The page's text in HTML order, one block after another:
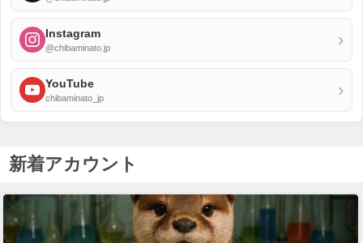
Instagram
@chibaminato.jp ›
YouTube
chibaminato_jp ›
新着アカウント